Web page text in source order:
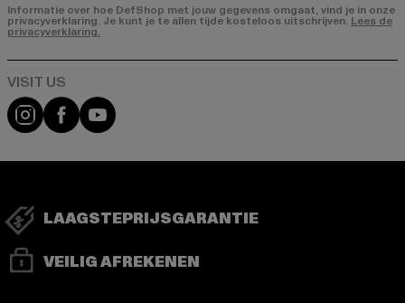
Informatie over hoe DefShop met jouw gegevens omgaat, vind je in onze
privacyverklaring. Je kunt je te allen tijde kosteloos uitschrijven. Lees de
privacyverklaring.
Visit our Instagram page:
Visit our Facebook page:
Visit our YouTube channel:
LAAGSTEPRIJSGARANTIE
VEILIG AFREKENEN